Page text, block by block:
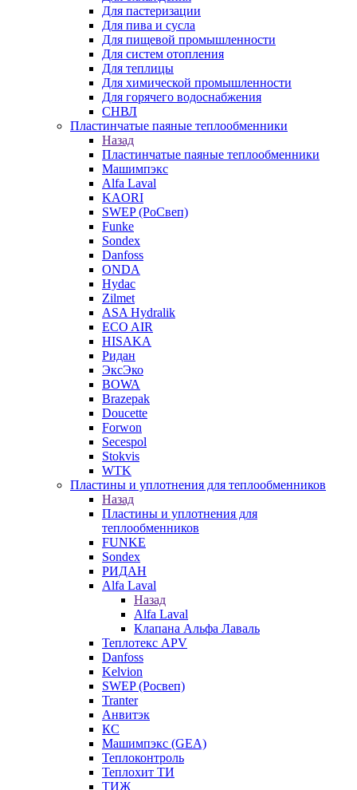
Для пастеризации
Для пива и сусла
Для пищевой промышленности
Для систем отопления
Для теплицы
Для химической промышленности
Для горячего водоснабжения
СНВЛ
Пластинчатые паяные теплообменники
Назад
Пластинчатые паяные теплообменники
Машимпэкс
Alfa Laval
KAORI
SWEP (РоСвеп)
Funke
Sondex
Danfoss
ONDA
Hydac
Zilmet
ASA Hydralik
ECO AIR
HISAKA
Ридан
ЭксЭко
BOWA
Brazepak
Doucette
Forwon
Secespol
Stokvis
WTK
Пластины и уплотнения для теплообменников
Назад
Пластины и уплотнения для
теплообменников
FUNKE
Sondex
РИДАН
Alfa Laval
Назад
Alfa Laval
Клапана Альфа Лаваль
Теплотекс APV
Danfoss
Kelvion
SWEP (Росвеп)
Tranter
Анвитэк
КС
Машимпэкс (GEA)
Теплоконтроль
Теплохит ТИ
ТИЖ